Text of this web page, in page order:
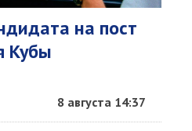
на пост
Кубы
8 августа 14:37